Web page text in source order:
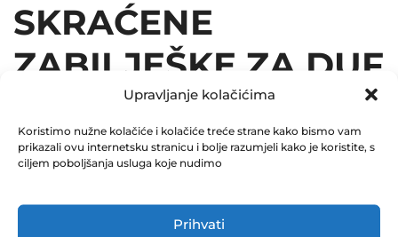
Upravljanje kolačićima
Koristimo nužne kolačiće i kolačiće treće strane kako bismo vam
prikazali ovu internetsku stranicu i bolje razumjeli kako je koristite, s
ciljem poboljšanja usluga koje nudimo
Prihvati
SKRAĆENE
ZABILJEŠKE ZA DUF
December 31, 2013
0 Comments
Share